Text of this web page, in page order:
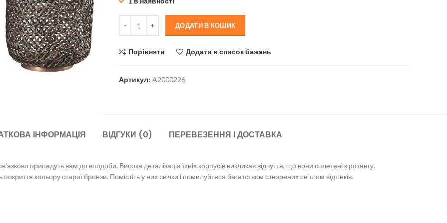
13
210 грн.
570 грн.
ДОДАТИ В КОШИК
Порівняти Додати в список бажань
Артикул: A2000226
ІНФОРМАЦІЯ ВІДГУКИ (0) ПЕРЕВЕЗЕННЯ І ДОСТАВКА
припадуть вам до вподоби. Висока деталізація їхніх корпусів викликає відчуття, що вони сплетені з ротангу.
кольору старої бронзи. Помістіть у них свічки і помилуйтеся багатством створених світлом відтінків.